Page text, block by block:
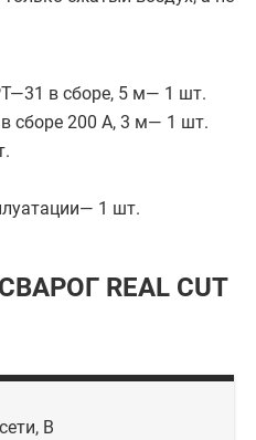
в сборе, 5 м— 1 шт.
сборе 200 А, 3 м— 1 шт.
1 шт.
REAL CUT
В